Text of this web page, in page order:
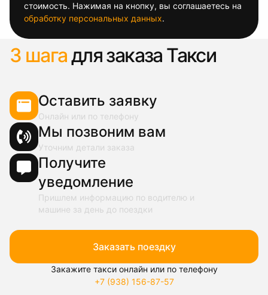
стоимость. Нажимая на кнопку, вы соглашаетесь на
обработку персональных данных.
3 шагадля заказа Такси
Оставить заявку
Онлайн или по телефону
Мы позвоним вам
Уточним детали заказа
Получите
уведомление
Пришлем информацию по водителю и
машине за день до поездки
Заказать поездку
Закажите такси онлайн или по телефону
+7 (938) 156-87-57